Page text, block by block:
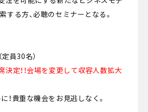
する方、必聴のセミナーとなる。
員30名）
決定！！会場を変更して収容人数拡大
！貴重な機会をお見逃しなく。